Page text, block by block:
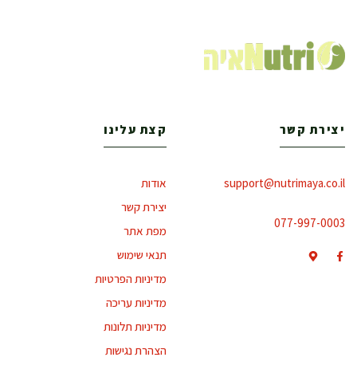
יצירת קשר
support@nutrimaya.co.il
077-997-0003
קצת עלינו
אודות
יצירת קשר
מפת אתר
תנאי שימוש
מדיניות הפרטיות
מדיניות עריכה
מדיניות תלונות
הצהרת נגישות